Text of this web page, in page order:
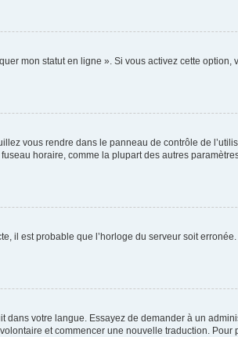
mon statut en ligne ». Si vous activez cette
vous rendre dans le panneau de contrôle de
horaire, comme la plupart des autres
il est probable que l’horloge du serveur soit
votre langue. Essayez de demander à un
et commencer une nouvelle traduction. Pour